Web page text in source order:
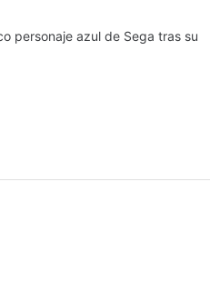
personaje azul de Sega tras su